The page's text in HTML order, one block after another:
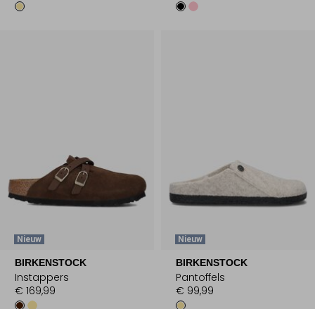
Nieuw
BIRKENSTOCK
Instappers
€ 169,99
Nieuw
BIRKENSTOCK
Pantoffels
€ 99,99